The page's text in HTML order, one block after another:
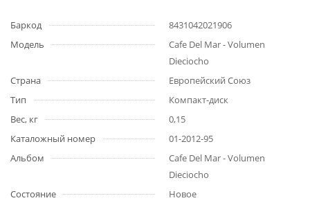
Баркод
8431042021906
Модель
Cafe Del Mar - Volumen
Dieciocho
Страна
Европейский Союз
Тип
Компакт-диск
Вес, кг
0,15
Каталожный номер
01-2012-95
Альбом
Cafe Del Mar - Volumen
Dieciocho
Состояние
Новое